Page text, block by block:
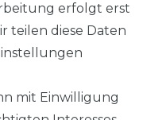
erfolgt erst
teilen diese Daten
mit Einwilligung